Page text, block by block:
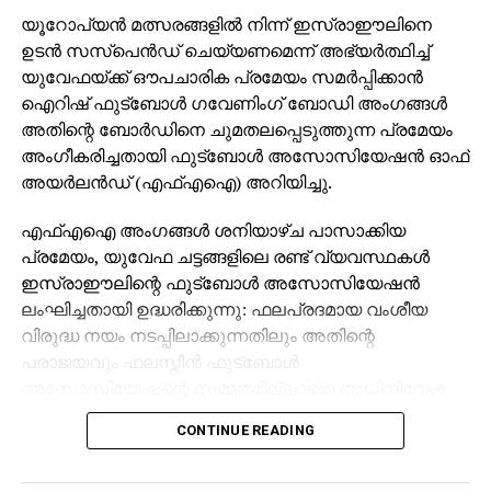
യൂറോപ്യന്‍ മത്സരങ്ങളില്‍ നിന്ന് ഇസ്രാഈലിനെ
ഉടന്‍ സസ്‌പെന്‍ഡ് ചെയ്യണമെന്ന് അഭ്യര്‍ത്ഥിച്ച്
യുവേഫയ്ക്ക് ഔപചാരിക പ്രമേയം സമര്‍പ്പിക്കാന്‍
ഐറിഷ് ഫുട്‌ബോള്‍ ഗവേണിംഗ് ബോഡി അംഗങ്ങള്‍
അതിന്റെ ബോര്‍ഡിനെ ചുമതലപ്പെടുത്തുന്ന പ്രമേയം
അംഗീകരിച്ചതായി ഫുട്‌ബോള്‍ അസോസിയേഷന്‍ ഓഫ്
അയര്‍ലന്‍ഡ് (എഫ്എഐ) അറിയിച്ചു.
എഫ്എഐ അംഗങ്ങള്‍ ശനിയാഴ്ച പാസാക്കിയ
പ്രമേയം, യുവേഫ ചട്ടങ്ങളിലെ രണ്ട് വ്യവസ്ഥകള്‍
ഇസ്രാഈലിന്റെ ഫുട്‌ബോള്‍ അസോസിയേഷന്‍
ലംഘിച്ചതായി ഉദ്ധരിക്കുന്നു: ഫലപ്രദമായ വംശീയ
വിരുദ്ധ നയം നടപ്പിലാക്കുന്നതിലും അതിന്റെ
പരാജയവും ഫലസ്തീന്‍ ഫുട്‌ബോള്‍
ഫലസ്തീന്‍ പ്രദേശത്ത് ഇസ്രാഈലി ക്ലബ്ബുകള്‍
കളിക്കുന്നതും.
CONTINUE READING